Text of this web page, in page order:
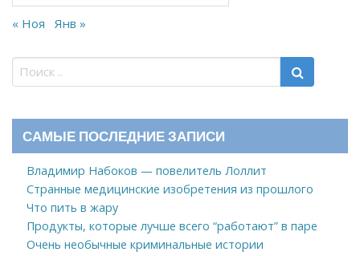
« Ноя Янв »
САМЫЕ ПОСЛЕДНИЕ ЗАПИСИ
Владимир Набоков — повелитель Лоллит
Странные медицинские изобретения из прошлого
Что пить в жару
Продукты, которые лучше всего “работают” в паре
Очень необычные криминальные истории